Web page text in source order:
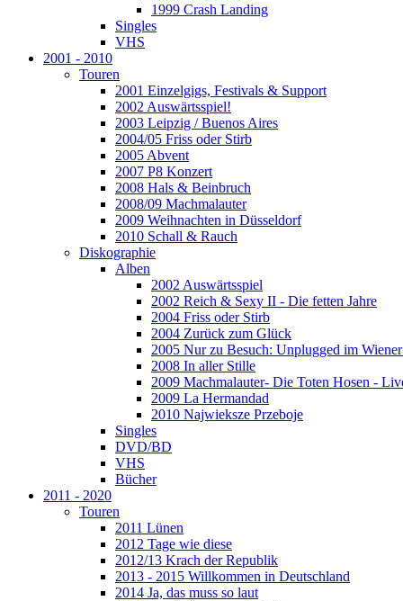
1999 Crash Landing
Singles
VHS
2001 - 2010
Touren
2001 Einzelgigs, Festivals & Support
2002 Auswärtsspiel!
2003 Leipzig / Buenos Aires
2004/05 Friss oder Stirb
2005 Abvent
2007 P8 Konzert
2008 Hals & Beinbruch
2008/09 Machmalauter
2009 Weihnachten in Düsseldorf
2010 Schall & Rauch
Diskographie
Alben
2002 Auswärtsspiel
2002 Reich & Sexy II - Die fetten Jahre
2004 Friss oder Stirb
2004 Zurück zum Glück
2005 Nur zu Besuch: Unplugged im
2008 In aller Stille
2009 Machmalauter- Die Toten Hosen -
2009 La Hermandad
2010 Najwieksze Przeboje
Singles
DVD/BD
VHS
Bücher
2011 - 2020
Touren
2011 Lünen
2012 Tage wie diese
2012/13 Krach der Republik
2013 - 2015 Willkommen in Deutschland
2014 Ja, das muss so laut